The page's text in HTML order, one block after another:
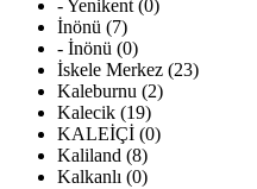
- Yenikent (0)
İnönü (7)
- İnönü (0)
İskele Merkez (23)
Kaleburnu (2)
Kalecik (19)
KALEİÇİ (0)
Kaliland (8)
Kalkanlı (0)